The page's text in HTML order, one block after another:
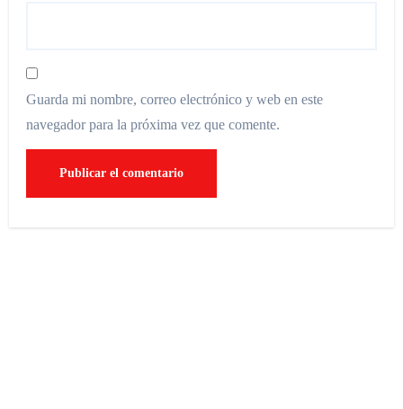
Guarda mi nombre, correo electrónico y web en este
navegador para la próxima vez que comente.